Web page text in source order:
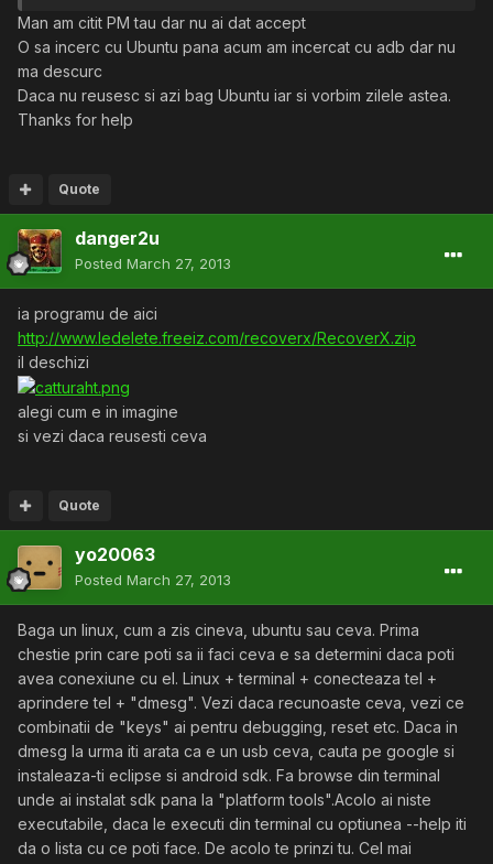
Man am citit PM tau dar nu ai dat accept
O sa incerc cu Ubuntu pana acum am incercat cu adb dar nu
ma descurc
Daca nu reusesc si azi bag Ubuntu iar si vorbim zilele astea.
Thanks for help
Quote
danger2u
Posted March 27, 2013
ia programu de aici
http://www.ledelete.freeiz.com/recoverx/RecoverX.zip
il deschizi
alegi cum e in imagine
si vezi daca reusesti ceva
Quote
yo20063
Posted March 27, 2013
Baga un linux, cum a zis cineva, ubuntu sau ceva. Prima
chestie prin care poti sa ii faci ceva e sa determini daca poti
avea conexiune cu el. Linux + terminal + conecteaza tel +
aprindere tel + "dmesg". Vezi daca recunoaste ceva, vezi ce
combinatii de "keys" ai pentru debugging, reset etc. Daca in
dmesg la urma iti arata ca e un usb ceva, cauta pe google si
instaleaza-ti eclipse si android sdk. Fa browse din terminal
unde ai instalat sdk pana la "platform tools".Acolo ai niste
executabile, daca le executi din terminal cu optiunea --help iti
da o lista cu ce poti face. De acolo te prinzi tu. Cel mai